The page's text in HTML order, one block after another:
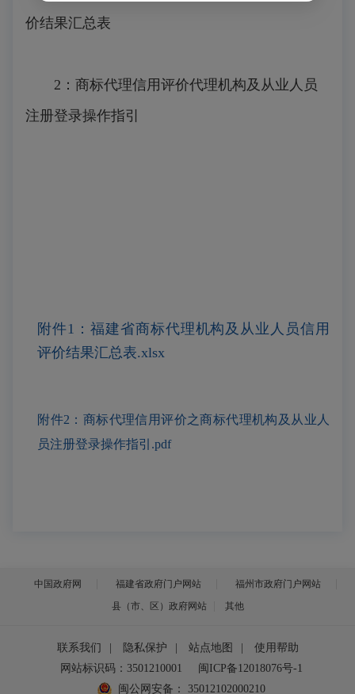
价结果汇总表
2：商标代理信用评价代理机构及从业人员
注册登录操作指引
附件1：福建省商标代理机构及从业人员信用
评价结果汇总表.xlsx
附件2：商标代理信用评价之商标代理机构及从业人
员注册登录操作指引.pdf
中国政府网 福建省政府门户网站
福州市政府门户网站
县（市、区）政府网站
其他
联系我们 隐私保护 站点地图
使用帮助
网站标识码：3501210001
闽ICP备12018076号-1
闽公网安备：
35012102000210